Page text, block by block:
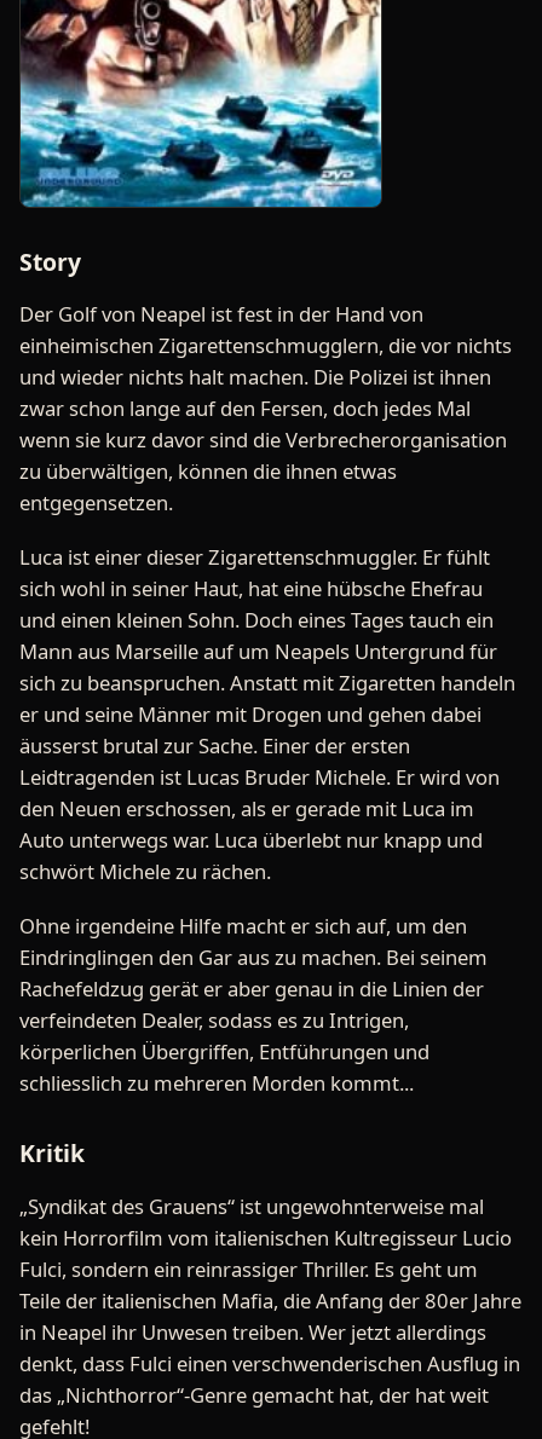
Story
Der Golf von Neapel ist fest in der Hand von
einheimischen Zigarettenschmugglern, die vor nichts
und wieder nichts halt machen. Die Polizei ist ihnen
zwar schon lange auf den Fersen, doch jedes Mal
wenn sie kurz davor sind die Verbrecherorganisation
zu überwältigen, können die ihnen etwas
entgegensetzen.
Luca ist einer dieser Zigarettenschmuggler. Er fühlt
sich wohl in seiner Haut, hat eine hübsche Ehefrau
und einen kleinen Sohn. Doch eines Tages tauch ein
Mann aus Marseille auf um Neapels Untergrund für
sich zu beanspruchen. Anstatt mit Zigaretten handeln
er und seine Männer mit Drogen und gehen dabei
äusserst brutal zur Sache. Einer der ersten
Leidtragenden ist Lucas Bruder Michele. Er wird von
den Neuen erschossen, als er gerade mit Luca im
Auto unterwegs war. Luca überlebt nur knapp und
schwört Michele zu rächen.
Ohne irgendeine Hilfe macht er sich auf, um den
Eindringlingen den Gar aus zu machen. Bei seinem
Rachefeldzug gerät er aber genau in die Linien der
verfeindeten Dealer, sodass es zu Intrigen,
körperlichen Übergriffen, Entführungen und
schliesslich zu mehreren Morden kommt...
Kritik
„Syndikat des Grauens“ ist ungewohnterweise mal
kein Horrorfilm vom italienischen Kultregisseur Lucio
Fulci, sondern ein reinrassiger Thriller. Es geht um
Teile der italienischen Mafia, die Anfang der 80er Jahre
in Neapel ihr Unwesen treiben. Wer jetzt allerdings
denkt, dass Fulci einen verschwenderischen Ausflug in
das „Nichthorror“-Genre gemacht hat, der hat weit
gefehlt!